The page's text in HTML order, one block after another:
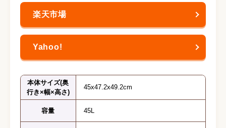
本体サイズ(奥
行き×幅×高さ)
45x47.2x49.2cm
容量 45L